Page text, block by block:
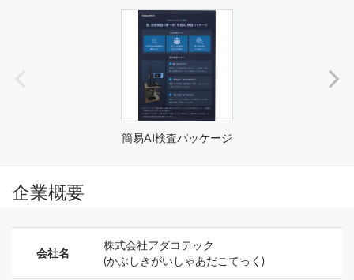
簡易AI検査パッケージ
企業概要
会社名
株式会社アダコテック
(かぶしきがいしゃあだこてっく)